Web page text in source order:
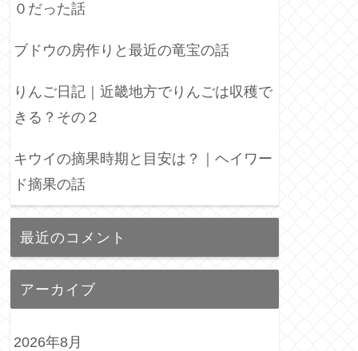
０だった話
ブドウの房作りと最近の竜宝の話
りんご日記｜近畿地方でりんごは収穫で
きる？その２
キウイの摘果時期と目安は？｜ヘイワー
ド摘果の話
最近のコメント
アーカイブ
2026年8月